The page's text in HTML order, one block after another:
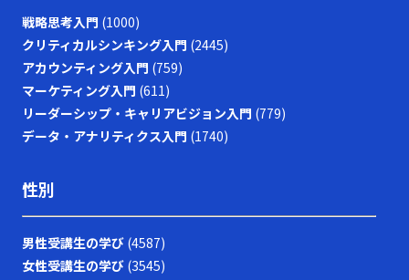
戦略思考入門 (1000)
クリティカルシンキング入門 (2445)
アカウンティング入門 (759)
マーケティング入門 (611)
リーダーシップ・キャリアビジョン入門 (779)
データ・アナリティクス入門 (1740)
性別
男性受講生の学び (4587)
女性受講生の学び (3545)